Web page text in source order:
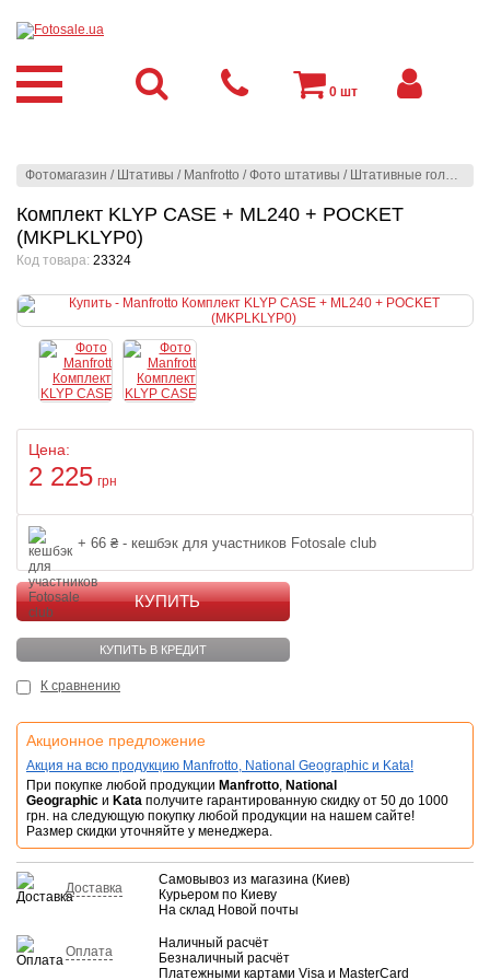
Фотомагазин / Штативы / Manfrotto /Фото штативы / Штативные головы
Комплект KLYP CASE + ML240 + POCKET
(MKPLKLYP0)
Код товара: 23324
Цена:
2 225 грн
+ 66 ₴ - кешбэк для участников Fotosale club
КУПИТЬ
КУПИТЬ В КРЕДИТ
К сравнению
Акционное предложение
Акция на всю продукцию Manfrotto, National Geographic и Kata!
При покупке любой продукции Manfrotto, National
Geographic и Kata получите гарантированную скидку от 50 до 1000
грн. на следующую покупку любой продукции на нашем сайте!
Размер скидки уточняйте у менеджера.
Доставка
Самовывоз из магазина (Киев)
Курьером по Киеву
На склад Новой почты
Оплата
Наличный расчёт
Безналичный расчёт
Платежными картами Visa и MasterCard
0 шт